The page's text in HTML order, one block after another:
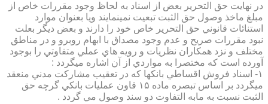
در نهايت حق التحرير بعض از اسناد به لحاظ وجود مقررات خاص از
مبلغ ماخذ وصول حق الثبت تبعيت نمينمايند ويا بعنوان موارد
استنائات قانوني حق التحرير خاص خود را دارند و بعض ديگر بعلت
نبود مقررات صريح و عدم وجود مصداق با ابهام روبرو و در مناطق
مختلف و نزد همكاران نظريات و رويه هاي عملي متفاوتي را بوجود
آورده است كه مختصرا به مواردي از آن اشاره ميگردد :
۱- اسناد فروش اقساطي بانكها كه در تعقيب مشاركت مدني منعقد
ميگردد بر اساس تبصره ماده ۱۵ قاون عمليات بانكي گرچه حق
الثبت نسبت به مابه التفاوت دو سند وصول مي گردد .